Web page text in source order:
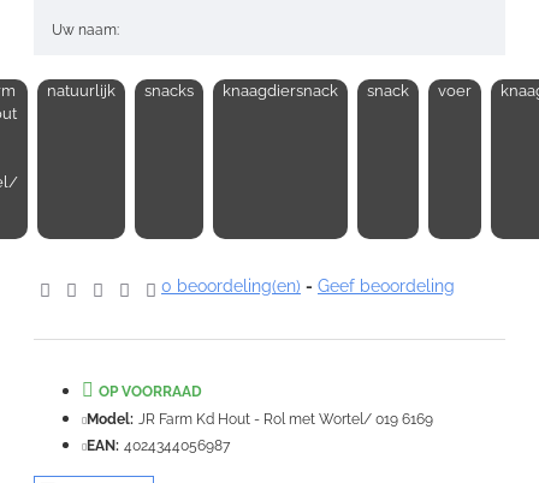
Uw naam:
Opmerking:
Waardering:
natuurlijk snacks knaagdiersnack snack voer
0 beoordeling(en) - Geef beoordeling
OP VOORRAAD
Model: JR Farm Kd Hout - Rol met Wortel/ 019 6169
EAN: 4024344056987